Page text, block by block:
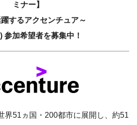
ミナー】
躍するアクセンチュア～
参加希望者を募集中！
界51ヵ国・200都市に展開し、約51